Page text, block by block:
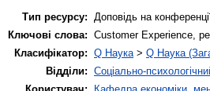
Тип ресурсу: Доповідь на
Ключові слова: Customer Experience,
Класифікатор: Q Наука> Q Наука
Відділи: Соціально-